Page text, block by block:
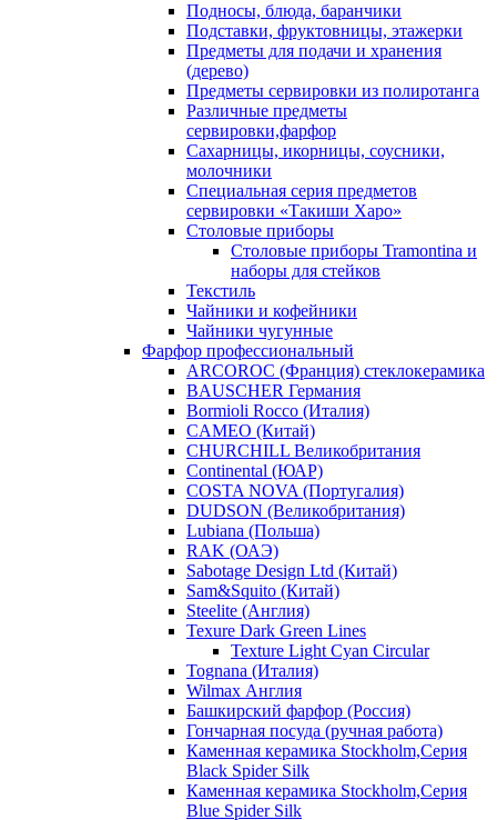
Подносы, блюда, баранчики
Подставки, фруктовницы, этажерки
Предметы для подачи и хранения
(дерево)
Предметы сервировки из полиротанга
Различные предметы
сервировки,фарфор
Сахарницы, икорницы, соусники,
молочники
Специальная серия предметов
сервировки «Такиши Харо»
Столовые приборы
Столовые приборы Trаmоntina и
наборы для стейков
Текстиль
Чайники и кофейники
Чайники чугунные
Фарфор профессиональный
ARCOROC (Франция) стеклокерамика
BAUSCHER Германия
Bormioli Rocco (Италия)
CAMEO (Китай)
CHURCHILL Великобритания
Continental (ЮАР)
COSTA NOVA (Португалия)
DUDSON (Великобритания)
Lubiana (Польша)
RAK (ОАЭ)
Sabotage Design Ltd (Китай)
Sam&Squito (Китай)
Steelite (Англия)
Texure Dark Green Lines
Texture Light Cyan Circular
Tognana (Италия)
Wilmax Англия
Башкирский фарфор (Россия)
Гончарная посуда (ручная работа)
Каменная керамика Stockholm,Серия
Black Spider Silk
Каменная керамика Stockholm,Серия
Blue Spider Silk